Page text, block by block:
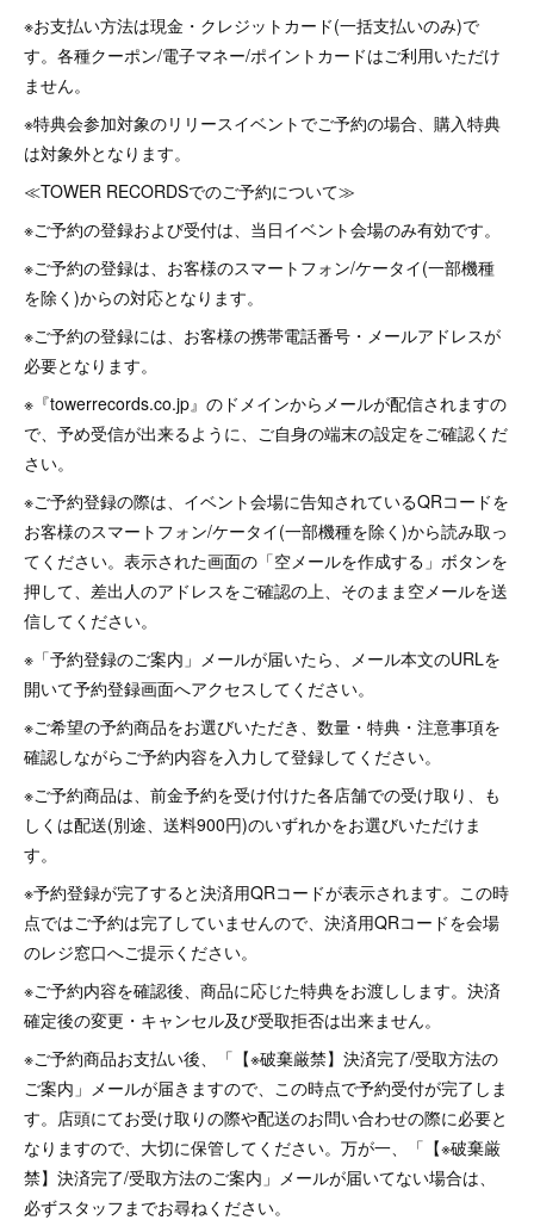
※お支払い方法は現金・クレジットカード(一括支払いのみ)で
す。各種クーポン/電子マネー/ポイントカードはご利用いただけ
ません。
※特典会参加対象のリリースイベントでご予約の場合、購入特典
は対象外となります。
≪TOWER RECORDSでのご予約について≫
※ご予約の登録および受付は、当日イベント会場のみ有効です。
※ご予約の登録は、お客様のスマートフォン/ケータイ(一部機種
を除く)からの対応となります。
※ご予約の登録には、お客様の携帯電話番号・メールアドレスが
必要となります。
※『towerrecords.co.jp』のドメインからメールが配信されますの
で、予め受信が出来るように、ご自身の端末の設定をご確認くだ
さい。
※ご予約登録の際は、イベント会場に告知されているQRコードを
お客様のスマートフォン/ケータイ(一部機種を除く)から読み取っ
てください。表示された画面の「空メールを作成する」ボタンを
押して、差出人のアドレスをご確認の上、そのまま空メールを送
信してください。
※「予約登録のご案内」メールが届いたら、メール本文のURLを
開いて予約登録画面へアクセスしてください。
※ご希望の予約商品をお選びいただき、数量・特典・注意事項を
確認しながらご予約内容を入力して登録してください。
※ご予約商品は、前金予約を受け付けた各店舗での受け取り、も
しくは配送(別途、送料900円)のいずれかをお選びいただけま
す。
※予約登録が完了すると決済用QRコードが表示されます。この時
点ではご予約は完了していませんので、決済用QRコードを会場
のレジ窓口へご提示ください。
※ご予約内容を確認後、商品に応じた特典をお渡しします。決済
確定後の変更・キャンセル及び受取拒否は出来ません。
※ご予約商品お支払い後、「【※破棄厳禁】決済完了/受取方法の
ご案内」メールが届きますので、この時点で予約受付が完了しま
す。店頭にてお受け取りの際や配送のお問い合わせの際に必要と
なりますので、大切に保管してください。万が一、「【※破棄厳
禁】決済完了/受取方法のご案内」メールが届いてない場合は、
必ずスタッフまでお尋ねください。